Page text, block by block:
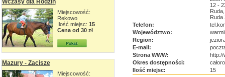
Wczasy dla Rodzin
Miejscowość:
Rekowo
Ilość miejsc: 15
Cena od 30 zł
Mazury - Zacisze
Miejscowość:
12 -
Ruda
Telefon:
Województwo:
Region:
E-mail:
Strona WWW:
http://
Okres dostępności:
Ilość miejsc:
15